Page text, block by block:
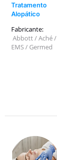
Tratamento
Alopático
Fabricante:
Abbott / Aché /
EMS / Germed